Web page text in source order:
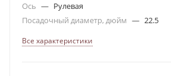
Ось — Рулевая
Посадочный диаметр, дюйм — 22.5
Все характеристики